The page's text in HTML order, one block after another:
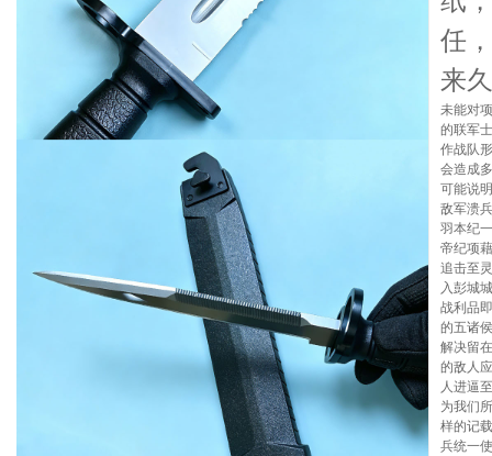
任
来
未能对
的联军
作战队
会造成
可能说
敌军溃
羽本纪
帝纪项
追击至
入彭城
战利品
的五诸
解决留
的敌人
人进逼
为我们
样的记
兵统一